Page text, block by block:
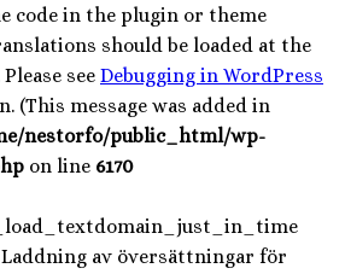
code in the plugin or theme
should be loaded at the
see Debugging in WordPress
(This message was added in
nestorfo/public_html/wp-
on line 6170
Laddning av översättningar för